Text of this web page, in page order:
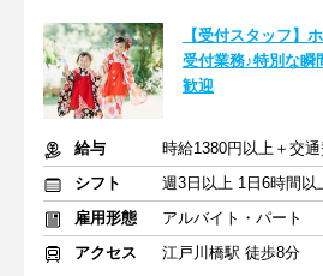
【受付スタッフ】
受付業務♪特別な
歓迎
給与
時給1380円以上＋交
シフト
週3日以上 1日6時間以
雇用形態
アルバイト・パート
アクセス
江戸川橋駅 徒歩8分